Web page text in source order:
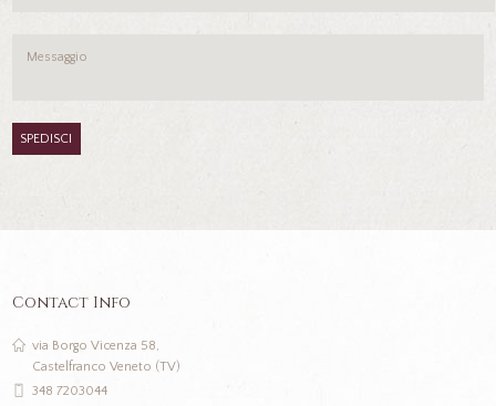
Contact Info
via Borgo Vicenza 58,
Castelfranco Veneto (TV)
348 7203044